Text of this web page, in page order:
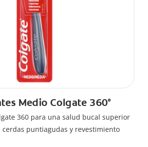
Medio Colgate 360°
360 ​​para una salud bucal superior
puntiagudas y revestimiento